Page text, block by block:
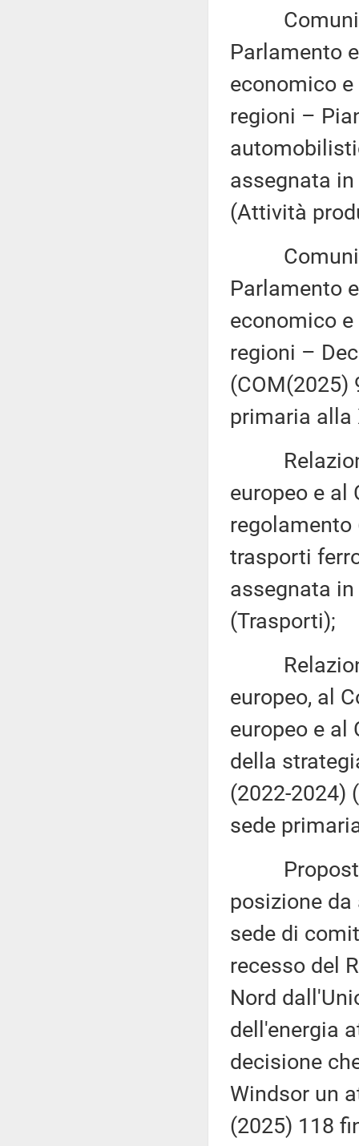
Parlamento
economico
regioni –
assegnata
(Attività
Parlamento
economico
regioni –
(COM(2025)
primaria alla
Relazione
europeo e al
trasporti
assegnata
(Trasporti);
Relazione
europeo, al
europeo e al
della
(2022-2024)
sede
Proposta
posizione
sede di
recesso del
Nord
dell'energia
decisione
Windsor un
(2025) 118